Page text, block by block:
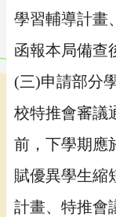
學習輔導計畫
函報本局備查
(三)申請部分
校特推會審議
前，下學期應
賦優異學生縮
計畫、特推會